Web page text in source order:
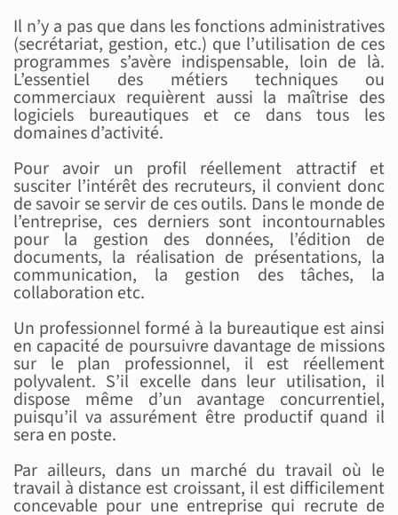
Il n’y a pas que dans les fonctions administratives
(secrétariat, gestion, etc.) que l’utilisation de ces
programmes s’avère indispensable, loin de là.
L’essentiel des métiers techniques ou
commerciaux requièrent aussi la maîtrise des
logiciels bureautiques et ce dans tous les
domaines d’activité.
Pour avoir un profil réellement attractif et
susciter l’intérêt des recruteurs, il convient donc
de savoir se servir de ces outils. Dans le monde de
l’entreprise, ces derniers sont incontournables
pour la gestion des données, l’édition de
documents, la réalisation de présentations, la
communication, la gestion des tâches, la
collaboration etc.
Un professionnel formé à la bureautique est ainsi
en capacité de poursuivre davantage de missions
sur le plan professionnel, il est réellement
polyvalent. S’il excelle dans leur utilisation, il
dispose même d’un avantage concurrentiel,
puisqu’il va assurément être productif quand il
sera en poste.
Par ailleurs, dans un marché du travail où le
travail à distance est croissant, il est difficilement
concevable pour une entreprise qui recrute de